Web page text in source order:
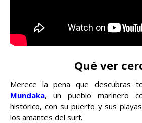
Qué ver
Merece la pena que descubras
Mundaka, un pueblo marinero
histórico, con su puerto y sus
los amantes del surf.